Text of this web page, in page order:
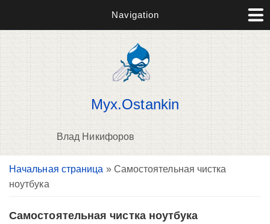
Navigation
Myx.Ostankin
Влад Никифоров
Вы здесь
Начальная страница » Самостоятельная чистка
ноутбука
Самостоятельная чистка ноутбука